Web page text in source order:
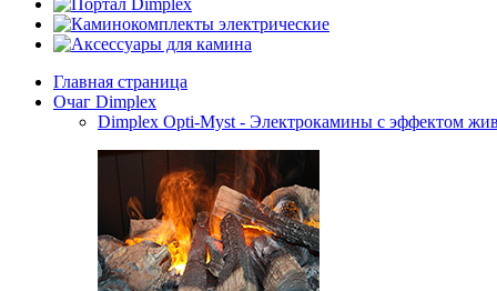
Портал Dimplex
Каминокомплекты электрические
Аксессуары для камина
Главная страница
Очаг Dimplex
Dimplex Opti-Myst - Электрокамины с эффектом